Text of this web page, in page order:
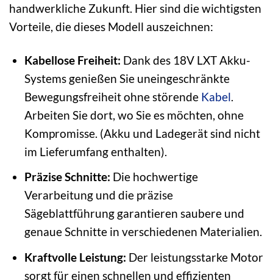
handwerkliche Zukunft. Hier sind die wichtigsten
Vorteile, die dieses Modell auszeichnen:
Kabellose Freiheit: Dank des 18V LXT Akku-
Systems genießen Sie uneingeschränkte
Bewegungsfreiheit ohne störende Kabel.
Arbeiten Sie dort, wo Sie es möchten, ohne
Kompromisse. (Akku und Ladegerät sind nicht
im Lieferumfang enthalten).
Präzise Schnitte: Die hochwertige
Verarbeitung und die präzise
Sägeblattführung garantieren saubere und
genaue Schnitte in verschiedenen Materialien.
Kraftvolle Leistung: Der leistungsstarke Motor
sorgt für einen schnellen und effizienten